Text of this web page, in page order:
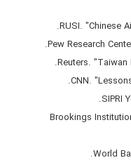
6. Brookings